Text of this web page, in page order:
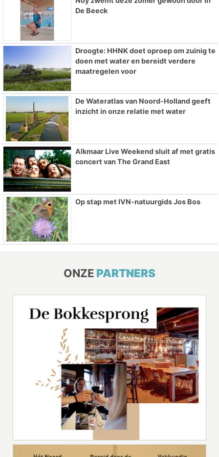
De Beeck
Droogte: HHNK doet oproep om zuinig te
doen met water en bereidt verdere
maatregelen voor
De Wateratlas van Noord-Holland geeft
inzicht in onze relatie met water
Alkmaar Live Weekend sluit af met gratis
concert van The Grand East
Op stap met IVN-natuurgids Jos Bos
ONZE PARTNERS